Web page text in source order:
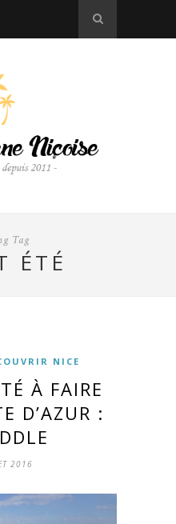
Tag
ÉTÉ
NICE
À FAIRE
D’AZUR :
2016